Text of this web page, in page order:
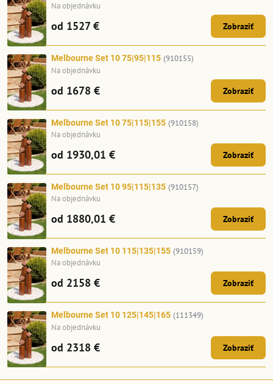
Na objednávku
od 1527 € Zobraziť
Melbourne Set 10 75|95|115 (910155)
Na objednávku
od 1678 € Zobraziť
Melbourne Set 10 75|115|155 (910158)
Na objednávku
od 1930,01 € Zobraziť
Melbourne Set 10 95|115|135 (910157)
Na objednávku
od 1880,01 € Zobraziť
Melbourne Set 10 115|135|155 (910159)
Na objednávku
od 2158 € Zobraziť
Melbourne Set 10 125|145|165 (111349)
Na objednávku
od 2318 € Zobraziť